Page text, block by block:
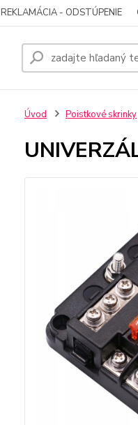
REKLAMÁCIA - ODSTÚPENIE
Úvod Poistkové skrinky